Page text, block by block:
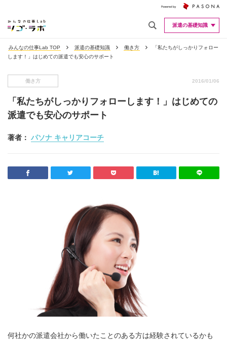
派遣の基礎知識
みんなの仕事Lab TOP 派遣の基礎知識 働き方
「私たちがしっかりフォロー
します！」はじめての派遣でも安心のサポート
働き方 2016/01/06
「私たちがしっかりフォローします！」はじめての
派遣でも安心のサポート
著者： パソナ キャリアコーチ
何社かの派遣会社から働いたことのある方は経験されているかも